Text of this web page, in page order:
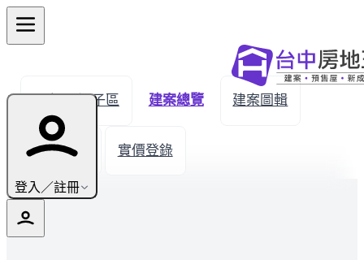
登入／註冊
← 返回潭子區 建案總覽 建案圖輯
生活機能 實價登錄